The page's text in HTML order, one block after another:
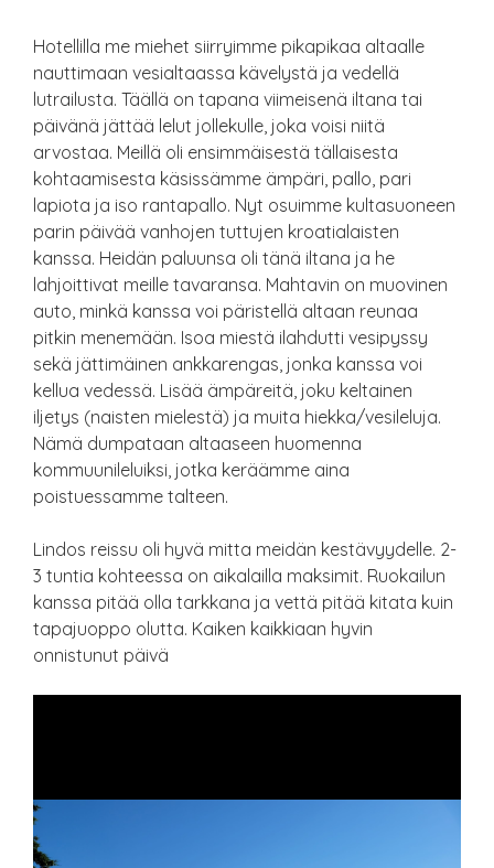
Hotellilla me miehet siirryimme pikapikaa altaalle
nauttimaan vesialtaassa kävelystä ja vedellä
lutrailusta. Täällä on tapana viimeisenä iltana tai
päivänä jättää lelut jollekulle, joka voisi niitä
arvostaa. Meillä oli ensimmäisestä tällaisesta
kohtaamisesta käsissämme ämpäri, pallo, pari
lapiota ja iso rantapallo. Nyt osuimme kultasuoneen
parin päivää vanhojen tuttujen kroatialaisten
kanssa. Heidän paluunsa oli tänä iltana ja he
lahjoittivat meille tavaransa. Mahtavin on muovinen
auto, minkä kanssa voi päristellä altaan reunaa
pitkin menemään. Isoa miestä ilahdutti vesipyssy
sekä jättimäinen ankkarengas, jonka kanssa voi
kellua vedessä. Lisää ämpäreitä, joku keltainen
iljetys (naisten mielestä) ja muita hiekka/vesileluja.
Nämä dumpataan altaaseen huomenna
kommuunileluiksi, jotka keräämme aina
poistuessamme talteen.
Lindos reissu oli hyvä mitta meidän kestävyydelle. 2-
3 tuntia kohteessa on aikalailla maksimit. Ruokailun
kanssa pitää olla tarkkana ja vettä pitää kitata kuin
tapajuoppo olutta. Kaiken kaikkiaan hyvin
onnistunut päivä